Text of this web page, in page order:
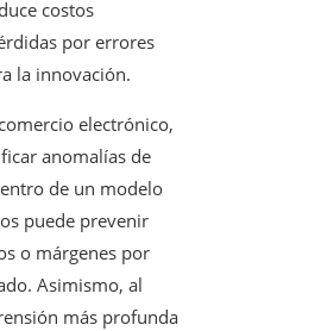
costos
por errores
la innovación.
electrónico,
anomalías de
de un modelo
puede prevenir
o márgenes por
Asimismo, al
más profunda